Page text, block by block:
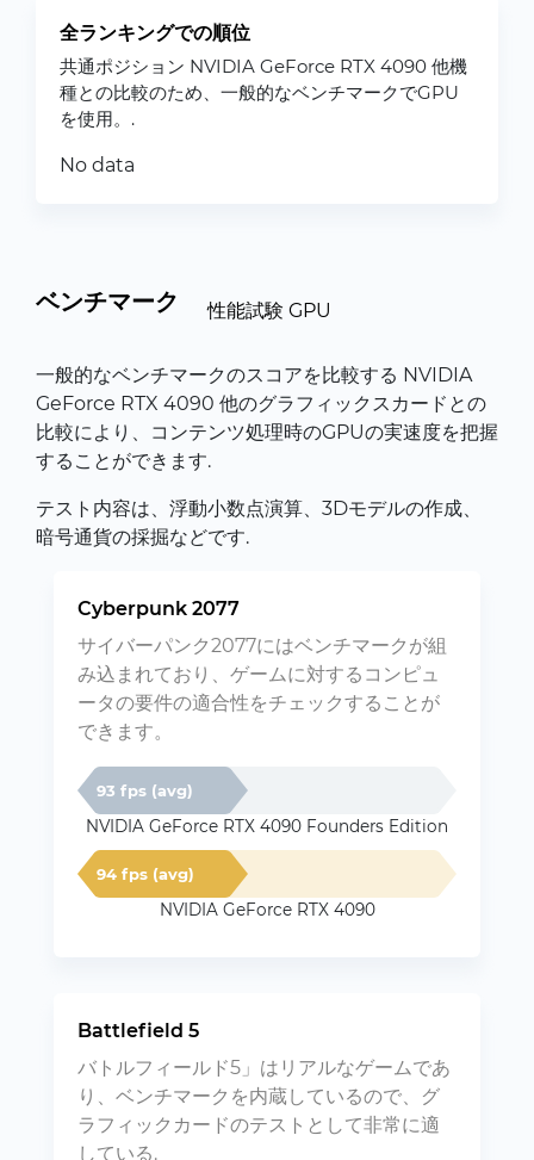
全ランキングでの順位
共通ポジション NVIDIA GeForce RTX 4090 他機
種との比較のため、一般的なベンチマークでGPU
を使用。.
No data
ベンチマーク 性能試験 GPU
一般的なベンチマークのスコアを比較する NVIDIA
GeForce RTX 4090 他のグラフィックスカードとの
比較により、コンテンツ処理時のGPUの実速度を把握
することができます.
テスト内容は、浮動小数点演算、3Dモデルの作成、
暗号通貨の採掘などです.
Cyberpunk 2077
サイバーパンク2077にはベンチマークが組
み込まれており、ゲームに対するコンピュ
ータの要件の適合性をチェックすることが
できます。
93 fps (avg)
NVIDIA GeForce RTX 4090 Founders Edition
94 fps (avg)
NVIDIA GeForce RTX 4090
Battlefield 5
バトルフィールド5」はリアルなゲームであ
り、ベンチマークを内蔵しているので、グ
ラフィックカードのテストとして非常に適
している.